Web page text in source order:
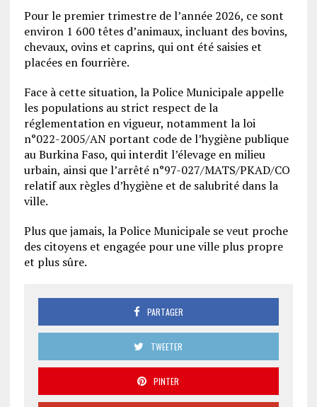
Pour le premier trimestre de l’année 2026, ce sont
environ 1 600 têtes d’animaux, incluant des bovins,
chevaux, ovins et caprins, qui ont été saisies et
placées en fourrière.
Face à cette situation, la Police Municipale appelle
les populations au strict respect de la
réglementation en vigueur, notamment la loi
n°022-2005/AN portant code de l’hygiène publique
au Burkina Faso, qui interdit l’élevage en milieu
urbain, ainsi que l’arrêté n°97-027/MATS/PKAD/CO
relatif aux règles d’hygiène et de salubrité dans la
ville.
Plus que jamais, la Police Municipale se veut proche
des citoyens et engagée pour une ville plus propre
et plus sûre.
PARTAGER
TWEETER
PINTER